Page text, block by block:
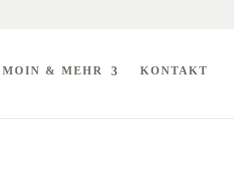
MOIN & MEHR KONTAKT